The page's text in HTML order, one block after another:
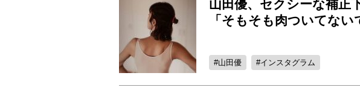
山田優、セクシーな補正
「そもそも肉ついてな
山田優 インスタグラム